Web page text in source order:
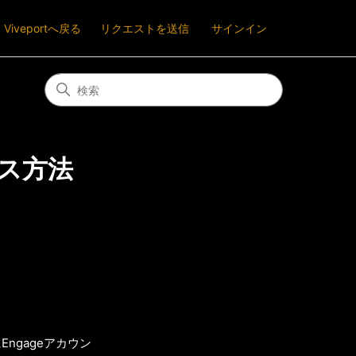
Viveportへ戻る リクエストを送信 サインイン
方法
アカウン